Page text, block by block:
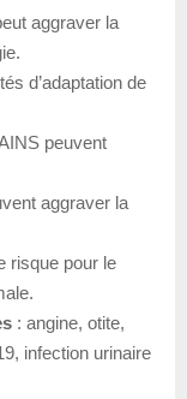
aggraver la
d’adaptation de
peuvent
aggraver la
risque pour le
: angine, otite,
infection urinaire